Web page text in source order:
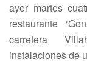
ayer martes
restaurante
carretera
instalaciones de